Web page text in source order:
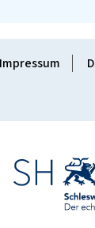
Impressum